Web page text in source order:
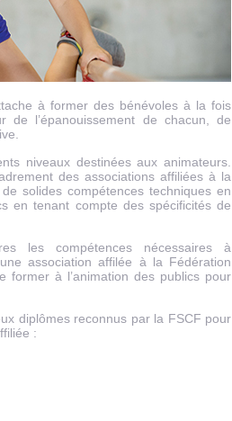
à former des bénévoles à la fois
de l’épanouissement de chacun, de
niveaux destinées aux animateurs.
des associations affiliées à la
solides compétences techniques en
en tenant compte des spécificités de
les compétences nécessaires à
association affilée à la Fédération
former à l’animation des publics pour
diplômes reconnus par la FSCF pour
: